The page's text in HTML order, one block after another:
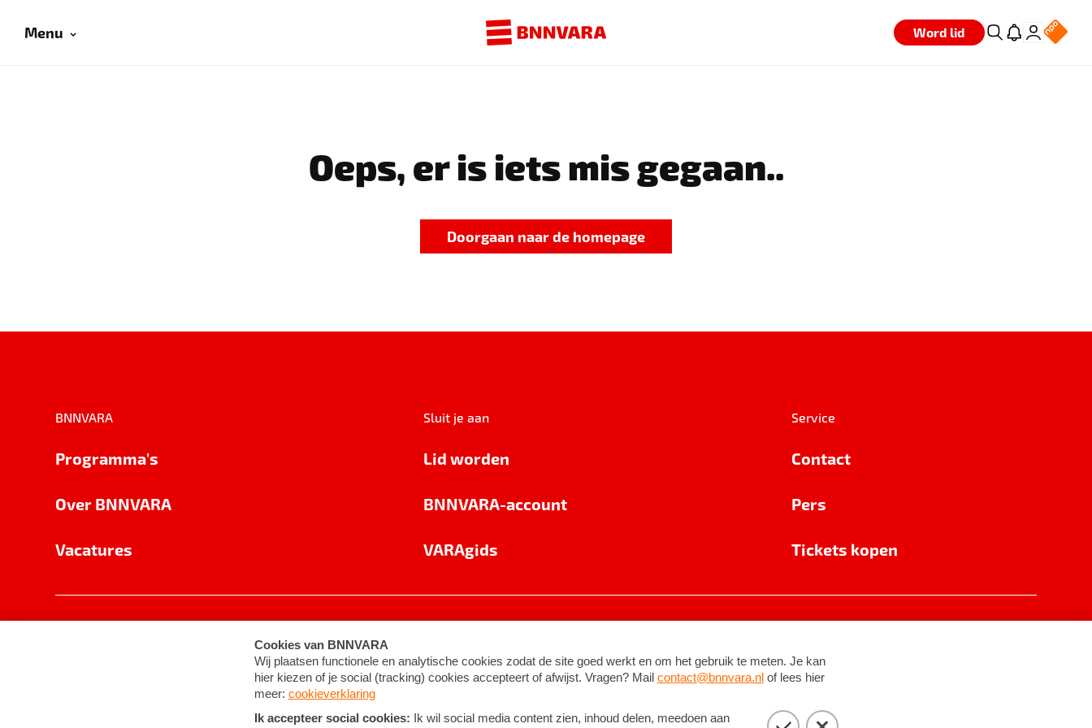
Menu Word lid
Oeps, er is iets mis gegaan..
Doorgaan naar de homepage
BNNVARA
Programma's
Over BNNVARA
Vacatures
Sluit je aan
Lid worden
BNNVARA-account
VARAgids
Service
Contact
Pers
Tickets kopen
Cookie-instellingen Algemene voorwaarden ©2026BNNVARA